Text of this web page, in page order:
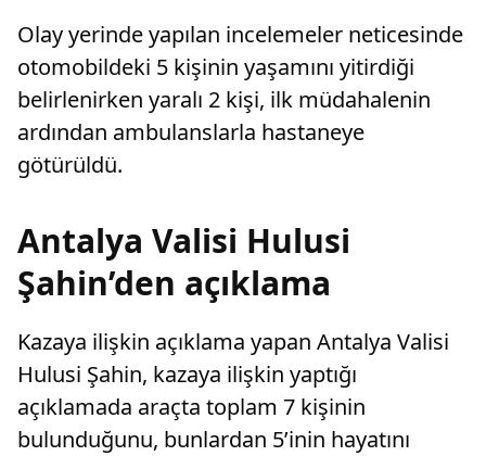
Olay yerinde yapılan incelemeler neticesinde
otomobildeki 5 kişinin yaşamını yitirdiği
belirlenirken yaralı 2 kişi, ilk müdahalenin
ardından ambulanslarla hastaneye
götürüldü.
Antalya Valisi Hulusi
Şahin’den açıklama
Kazaya ilişkin açıklama yapan Antalya Valisi
Hulusi Şahin, kazaya ilişkin yaptığı
açıklamada araçta toplam 7 kişinin
bulunduğunu, bunlardan 5’inin hayatını